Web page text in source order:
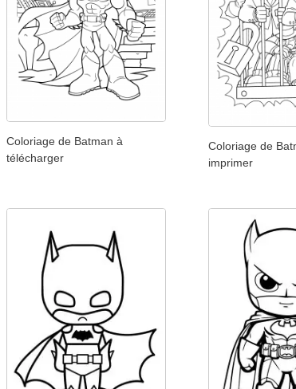
Coloriage de Batman à
télécharger
Coloriage de
imprimer